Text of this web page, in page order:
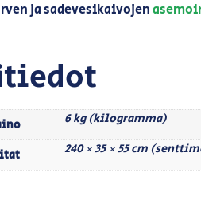
ja sadevesikaivojen
6 kg (kilogramma)
240 × 35 × 55 cm